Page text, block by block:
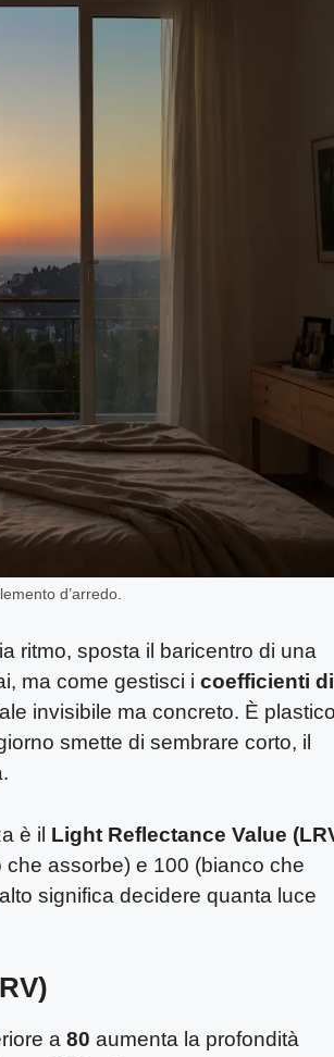
d’arredo.
ritmo, sposta il baricentro di una
ma come gestisci i coefficienti di
invisibile ma concreto. È
smette di sembrare corto, il
è il Light Reflectance Value
assorbe) e 100 (bianco che
significa decidere quanta luce
a 80 aumenta la profondità